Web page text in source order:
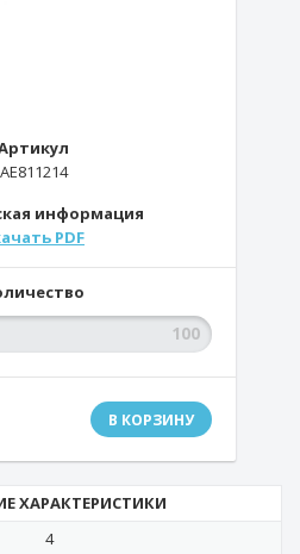
AE811214
информация
PDF
В КОРЗИНУ
ХАРАКТЕРИСТИКИ
4